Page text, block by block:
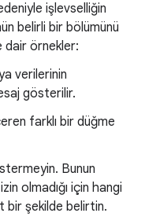
işlevselliğin
belirli bir bölümünü
dair örnekler:
verilerinin
gösterilir.
farklı bir düğme
Bunun
olmadığı için hangi
bir şekilde belirtin.